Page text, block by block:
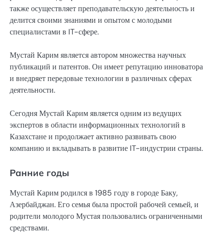
также осуществляет преподавательскую деятельность и
делится своими знаниями и опытом с молодыми
специалистами в IT-сфере.
Мустай Карим является автором множества научных
публикаций и патентов. Он имеет репутацию инноватора
и внедряет передовые технологии в различных сферах
деятельности.
Сегодня Мустай Карим является одним из ведущих
экспертов в области информационных технологий в
Казахстане и продолжает активно развивать свою
компанию и вкладывать в развитие IT-индустрии страны.
Ранние годы
Мустай Карим родился в 1985 году в городе Баку,
Азербайджан. Его семья была простой рабочей семьей, и
родители молодого Мустая пользовались ограниченными
средствами.